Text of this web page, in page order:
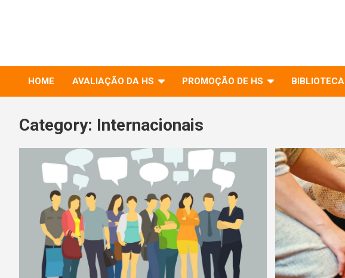
HOME AVALIAÇÃO DA HS PROMOÇÃO DE HS BIBLIOTECA
Category: Internacionais